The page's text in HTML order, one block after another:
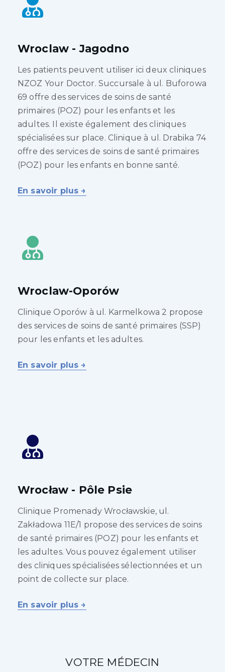
Wroclaw - Jagodno
Les patients peuvent utiliser ici deux cliniques
NZOZ Your Doctor. Succursale à ul. Buforowa
69 offre des services de soins de santé
primaires (POZ) pour les enfants et les
adultes. Il existe également des cliniques
spécialisées sur place. Clinique à ul. Drabika 74
offre des services de soins de santé primaires
(POZ) pour les enfants en bonne santé.
En savoir plus →
Wroclaw-Oporów
Clinique Oporów à ul. Karmelkowa 2 propose
des services de soins de santé primaires (SSP)
pour les enfants et les adultes.
En savoir plus →
Wrocław - Pôle Psie
Clinique Promenady Wrocławskie, ul.
Zakładowa 11E/1 propose des services de soins
de santé primaires (POZ) pour les enfants et
les adultes. Vous pouvez également utiliser
des cliniques spécialisées sélectionnées et un
point de collecte sur place.
En savoir plus →
VOTRE MÉDECIN